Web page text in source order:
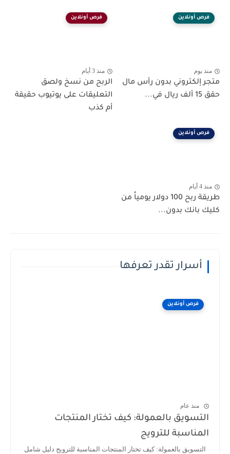
فرص أونلاين
منذ يوم
متجر إلكتروني بدون رأس مال
حقق 15 ألف ريال في...
فرص أونلاين
منذ 3 أيام
الربح من نسخ ولصق
التعليقات على يوتيوب حقيقة
أم كذب
فرص أونلاين
منذ 4 أيام
طريقة ربح 100 دولار يومياً من
كليك بانك بدون...
أسرار تقدر تعرفها
فرص أونلاين
منذ عام
التسويق بالعمولة: كيف تختار المنتجات
المناسبة للترويج
التسويق بالعمولة: كيف تختار المنتجات المناسبة للترويج دليل شامل